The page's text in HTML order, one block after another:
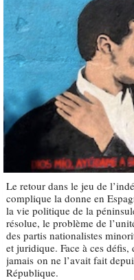
Le retour dans le jeu de
complique la donne en
la vie politique de la
résolue, le problème de
des partis nationalistes
et juridique. Face à ces
jamais on ne l’avait fait
République.